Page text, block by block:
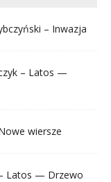
– Inwazja
– Latos —
wiersze
Latos — Drzewo